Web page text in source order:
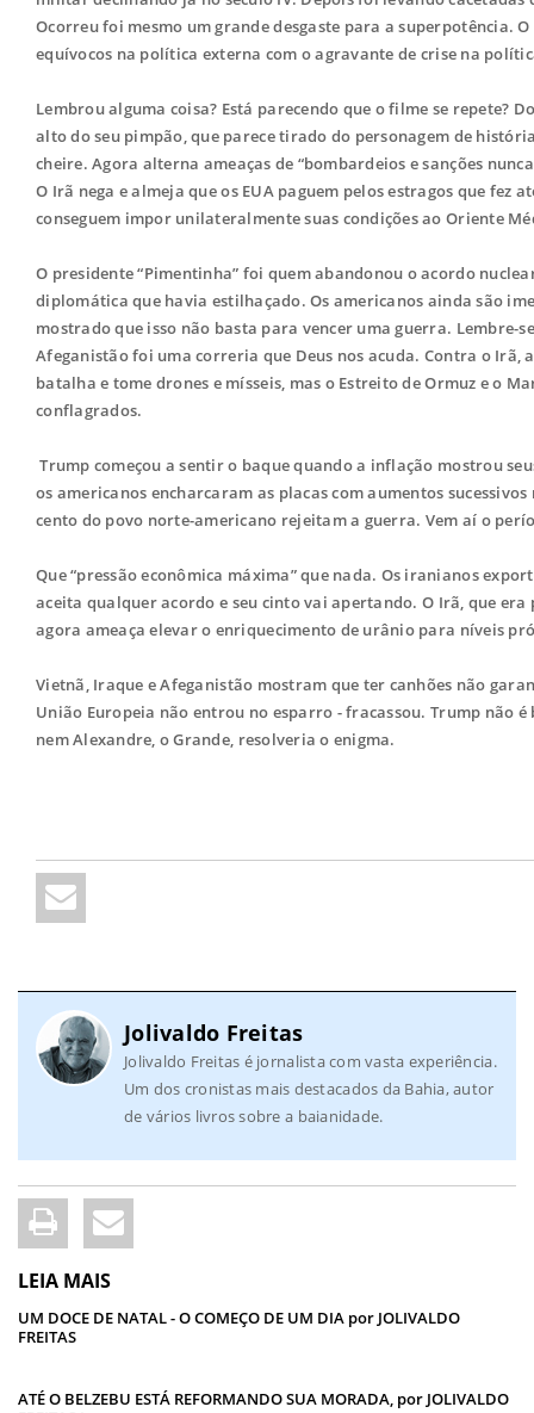
Ocorreu foi mesmo um grande desgaste para a superpotência.
equívocos na política externa com o agravante de crise na
Lembrou alguma coisa? Está parecendo que o filme se
alto do seu pimpão, que parece tirado do personagem de
cheire. Agora alterna ameaças de “bombardeios e sanções
O Irã nega e almeja que os EUA paguem pelos estragos que
conseguem impor unilateralmente suas condições ao Oriente
O presidente “Pimentinha” foi quem abandonou o acordo
diplomática que havia estilhaçado. Os americanos ainda são
mostrado que isso não basta para vencer uma guerra. Lembre-
Afeganistão foi uma correria que Deus nos acuda. Contra o
batalha e tome drones e mísseis, mas o Estreito de Ormuz e o
conflagrados.
Trump começou a sentir o baque quando a inflação mostrou
os americanos encharcaram as placas com aumentos
cento do povo norte-americano rejeitam a guerra. Vem aí o
Que “pressão econômica máxima” que nada. Os iranianos
aceita qualquer acordo e seu cinto vai apertando. O Irã, que
agora ameaça elevar o enriquecimento de urânio para níveis
Vietnã, Iraque e Afeganistão mostram que ter canhões não
União Europeia não entrou no esparro - fracassou. Trump não
nem Alexandre, o Grande, resolveria o enigma.
Jolivaldo Freitas
Jolivaldo Freitas é jornalista com vasta experiência.
Um dos cronistas mais destacados da Bahia, autor
de vários livros sobre a baianidade.
LEIA MAIS
UM DOCE DE NATAL - O COMEÇO DE UM DIA por JOLIVALDO
FREITAS
ATÉ O BELZEBU ESTÁ REFORMANDO SUA MORADA, por JOLIVALDO